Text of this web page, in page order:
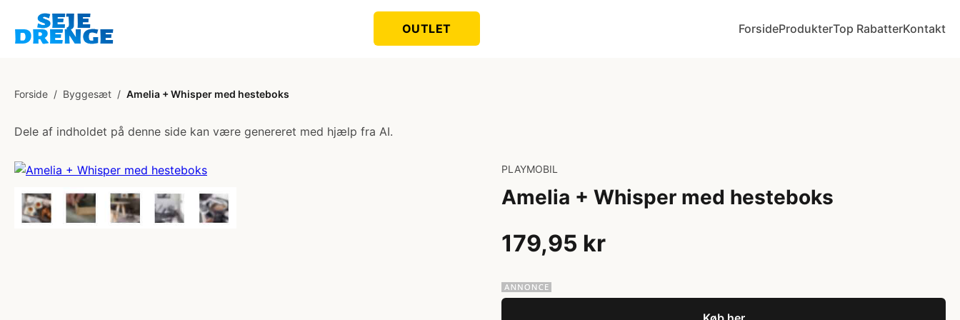
OUTLET ForsideProdukterTop RabatterKontakt
Forside / Byggesæt / Amelia + Whisper med hesteboks
Dele af indholdet på denne side kan være genereret med hjælp fra AI.
PLAYMOBIL
Amelia + Whisper med hesteboks
179,95 kr